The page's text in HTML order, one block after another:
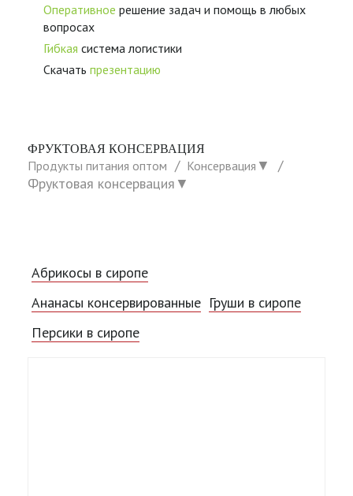
Оперативное решение задач и помощь в любых
вопросах
Гибкая система логистики
Скачать презентацию
ФРУКТОВАЯ КОНСЕРВАЦИЯ
Продукты питания оптом Консервация ▼
Фруктовая консервация ▼
Абрикосы в сиропе
Ананасы консервированные Груши в сиропе
Персики в сиропе